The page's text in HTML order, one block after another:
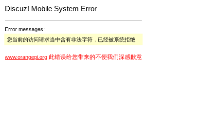
Discuz! Mobile System Error
Error messages:
您当前的访问请求当中含有非法字符，已经被系统拒绝
www.orangepi.org 此错误给您带来的不便我们深感歉意